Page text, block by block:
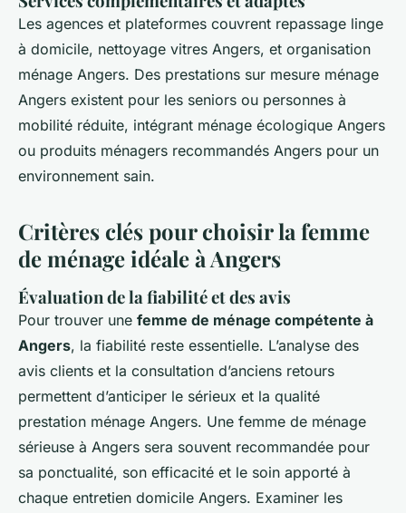
Les agences et plateformes couvrent repassage linge
à domicile, nettoyage vitres Angers, et organisation
ménage Angers. Des prestations sur mesure ménage
Angers existent pour les seniors ou personnes à
mobilité réduite, intégrant ménage écologique Angers
ou produits ménagers recommandés Angers pour un
environnement sain.
Critères clés pour choisir la femme
de ménage idéale à Angers
Évaluation de la fiabilité et des avis
Pour trouver une femme de ménage compétente à
Angers, la fiabilité reste essentielle. L’analyse des
avis clients et la consultation d’anciens retours
permettent d’anticiper le sérieux et la qualité
prestation ménage Angers. Une femme de ménage
sérieuse à Angers sera souvent recommandée pour
sa ponctualité, son efficacité et le soin apporté à
chaque entretien domicile Angers. Examiner les